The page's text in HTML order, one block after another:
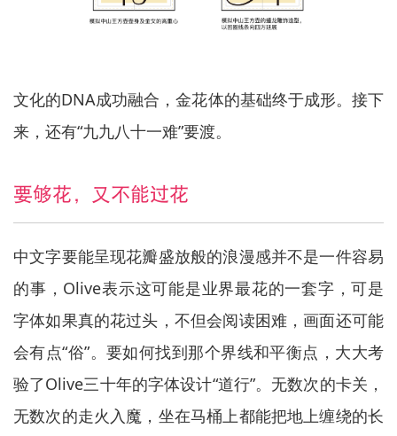
文化的DNA成功融合，金花体的基础终于成形。接下
来，还有“九九八十一难”要渡。
要够花，又不能过花
中文字要能呈现花瓣盛放般的浪漫感并不是一件容易
的事，Olive表示这可能是业界最花的一套字，可是
字体如果真的花过头，不但会阅读困难，画面还可能
会有点“俗”。要如何找到那个界线和平衡点，大大考
验了Olive三十年的字体设计“道行”。无数次的卡关，
无数次的走火入魔，坐在马桶上都能把地上缠绕的长